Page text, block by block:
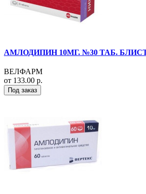
АМЛОДИПИН 10МГ. №30 ТАБ.
ВЕЛФАРМ
от 133.00 р.
Под заказ